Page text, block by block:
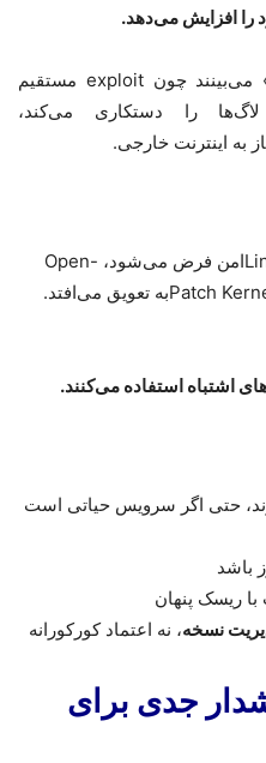
افزایش می‌دهد.
می‌بینند چون exploit مستقیم
را دستکاری می‌کند،
به اینترنت خارجی.
امن فرض می‌شود، Open-
Patchبه تعویق می‌افتد.
اشتباه استفاده می‌کنند.
حتی اگر سرویس حیاتی است
باشد
با ریسک پنهان
نسخه، نه اعتماد کورکورانه
جدی برای